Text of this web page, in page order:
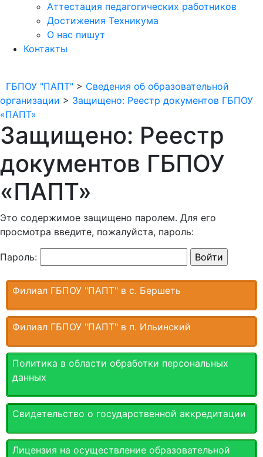
Аттестация педагогических работников
Достижения Техникума
О нас пишут
Контакты
ГБПОУ "ПАПТ" > Сведения об образовательной
организации > Защищено: Реестр документов ГБПОУ
«ПАПТ»
Защищено: Реестр
документов ГБПОУ
«ПАПТ»
Это содержимое защищено паролем. Для его
просмотра введите, пожалуйста, пароль:
Пароль:
Филиал ГБПОУ "ПАПТ" в с. Бершеть
Филиал ГБПОУ "ПАПТ" в п. Ильинский
Политика в области обработки персональных
данных
Свидетельство о государственной аккредитации
Лицензия на осуществление образовательной